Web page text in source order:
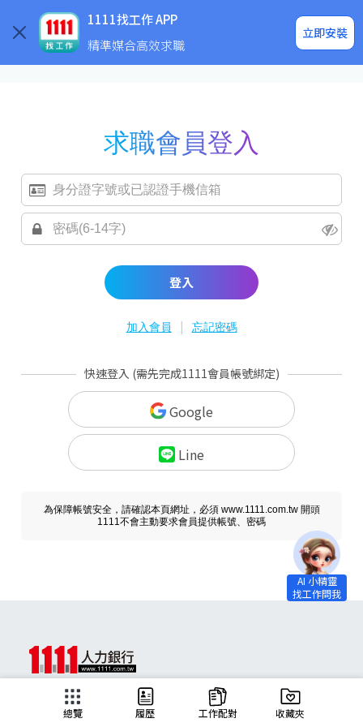
1111找工作 APP
精準媒合高效求職
立即安裝
企業求才
求職會員登入
登入
加入會員 | 忘記密碼
快速登入 (需先完成1111會員帳號綁定)
Google
Line
為保障帳號安全，請確認本頁網址，必須 www.1111.com.tw 開頭
1111不會主動要求會員提供帳號、密碼
總覽 履歷 工作配對 收藏夾